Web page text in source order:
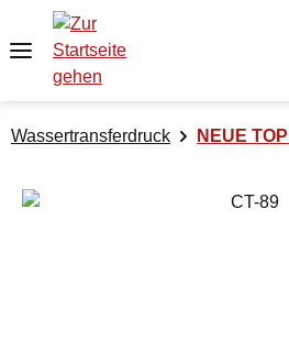
Zum Hauptinhalt springen
Wassertransferdruck NEUE
Bildergalerie überspringen